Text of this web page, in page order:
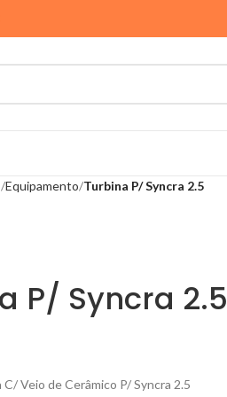
Equipamento Turbina P/ Syncra 2.5
P/ Syncra 2.5
Veio de Cerâmico P/ Syncra 2.5